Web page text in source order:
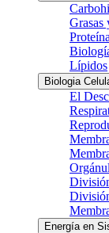
Grasas
Lípidos
Biologia
El
Energía en